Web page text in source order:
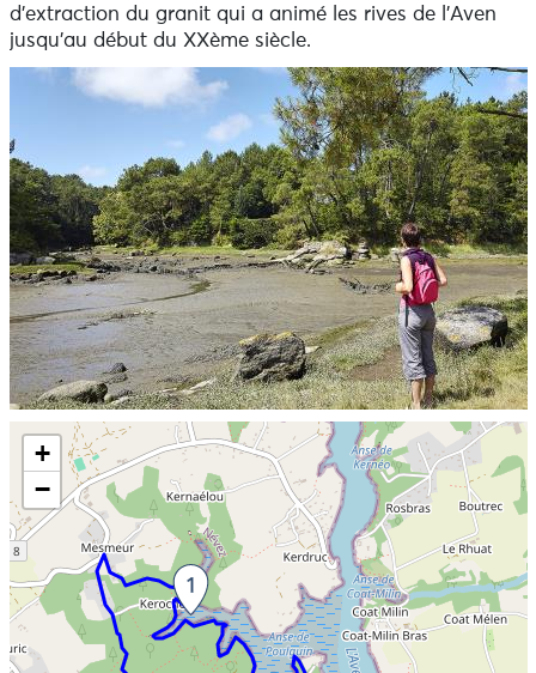
d’extraction du granit qui a animé les rives de l’Aven
jusqu’au début du XXème siècle.
Ne pas consulter la carte et aller directement aux
informations
+
−